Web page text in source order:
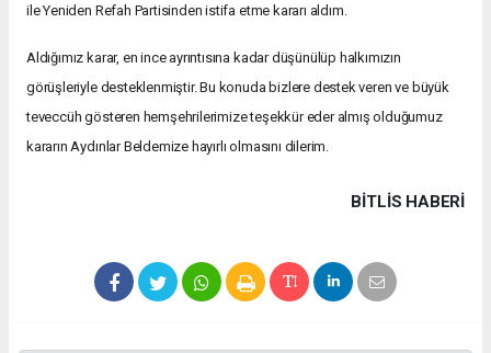
ile Yeniden Refah Partisinden istifa etme kararı aldım.
Aldığımız karar, en ince ayrıntısına kadar düşünülüp halkımızın
görüşleriyle desteklenmiştir. Bu konuda bizlere destek veren ve büyük
teveccüh gösteren hemşehrilerimize teşekkür eder almış olduğumuz
kararın Aydınlar Beldemize hayırlı olmasını dilerim.
BITLIS HABERİ